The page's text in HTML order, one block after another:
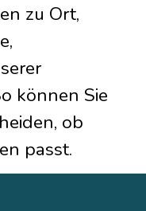
zu Ort,
können Sie
ob
passt.